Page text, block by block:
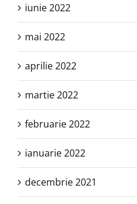
iunie 2022
mai 2022
aprilie 2022
martie 2022
februarie 2022
ianuarie 2022
decembrie 2021